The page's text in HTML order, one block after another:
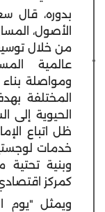
بدوره، قال
الأصول،
ﻣﻦ ﺧﻼل
ﻋﺎﻟﻤﻴﺔ
ومواصلة
المختلفة
الحيوية
ظل اتباع
خدمات
وبنية تحتية
كمركز
ويمثل "يوم